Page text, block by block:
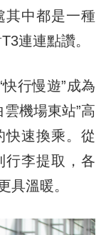
其中都是一種
連連點讚。
行慢遊”成為
機場東站”高
快速換乘。從
行李提取，各
具溫暖。